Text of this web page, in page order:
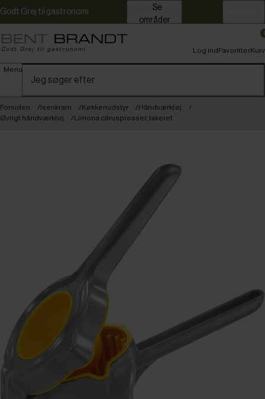
Godt Grej til gastronomi
områder
Menu
Log indFavoritterKurv
Forsiden Isenkram Køkkenudstyr
Håndværktøj
Øvrigt håndværktøj
Limona citruspresser, lakeret